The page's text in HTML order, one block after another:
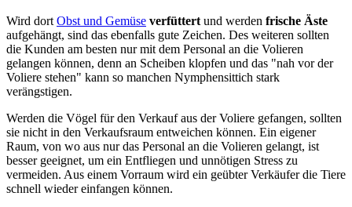
Wird dort Obst und Gemüse verfüttert und werden frische Äste
aufgehängt, sind das ebenfalls gute Zeichen. Des weiteren sollten
die Kunden am besten nur mit dem Personal an die Volieren
gelangen können, denn an Scheiben klopfen und das "nah vor der
Voliere stehen" kann so manchen Nymphensittich stark
verängstigen.
Werden die Vögel für den Verkauf aus der Voliere gefangen, sollten
sie nicht in den Verkaufsraum entweichen können. Ein eigener
Raum, von wo aus nur das Personal an die Volieren gelangt, ist
besser geeignet, um ein Entfliegen und unnötigen Stress zu
vermeiden. Aus einem Vorraum wird ein geübter Verkäufer die Tiere
schnell wieder einfangen können.